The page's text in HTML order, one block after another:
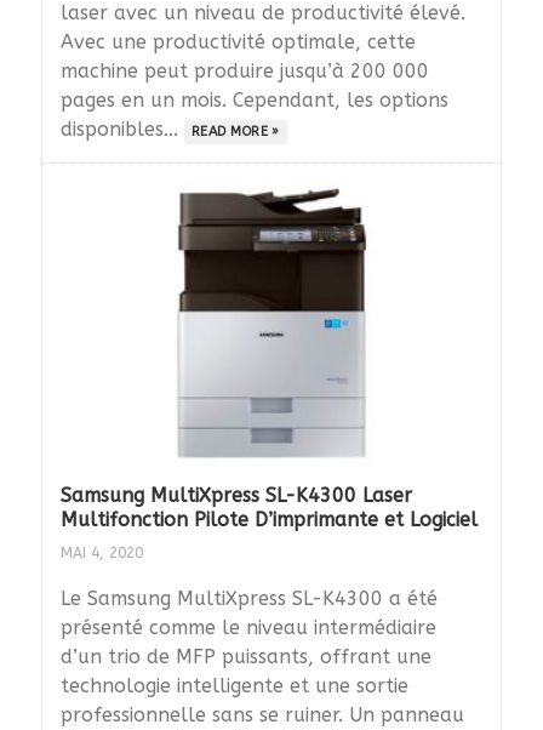
laser avec un niveau de productivité élevé.
Avec une productivité optimale, cette
machine peut produire jusqu’à 200 000
pages en un mois. Cependant, les options
disponibles...
READ MORE »
Samsung MultiXpress SL-K4300 Laser
Multifonction Pilote D’imprimante et Logiciel
MAI 4, 2020
Le Samsung MultiXpress SL-K4300 a été
présenté comme le niveau intermédiaire
d’un trio de MFP puissants, offrant une
technologie intelligente et une sortie
professionnelle sans se ruiner. Un panneau